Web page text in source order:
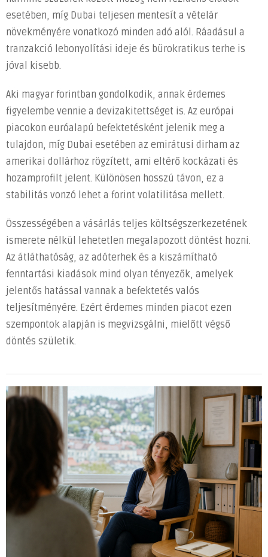
esetében, míg Dubai teljesen mentesít a vételár
növekményére vonatkozó minden adó alól. Ráadásul a
tranzakció lebonyolítási ideje és bürokratikus terhe is
jóval kisebb.
Aki magyar forintban gondolkodik, annak érdemes
figyelembe vennie a devizakitettséget is. Az európai
piacokon euróalapú befektetésként jelenik meg a
tulajdon, míg Dubai esetében az emirátusi dirham az
amerikai dollárhoz rögzített, ami eltérő kockázati és
hozamprofilt jelent. Különösen hosszú távon, ez a
stabilitás vonzó lehet a forint volatilitása mellett.
Összességében a vásárlás teljes költségszerkezetének
ismerete nélkül lehetetlen megalapozott döntést hozni.
Az átláthatóság, az adóterhek és a kiszámítható
fenntartási kiadások mind olyan tényezők, amelyek
jelentős hatással vannak a befektetés valós
teljesítményére. Ezért érdemes minden piacot ezen
szempontok alapján is megvizsgálni, mielőtt végső
döntés születik.